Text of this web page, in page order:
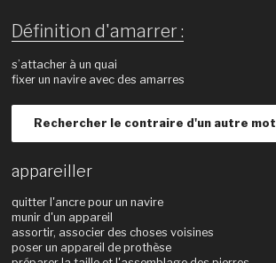
Définition d'amarrer :
s’attacher à un quai
fixer un navire avec des amarres
Rechercher le contraire d'un autre mot
appareiller
quitter l'ancre pour un navire
munir d'un appareil
assortir, associer des choses voisines
poser un appareil de prothèse